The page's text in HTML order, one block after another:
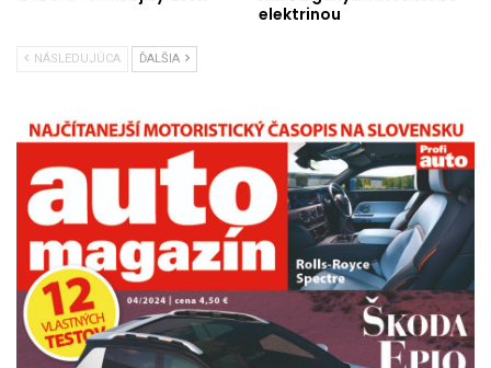
elektrinou
NÁSLEDUJÚCA ĎALŠIA